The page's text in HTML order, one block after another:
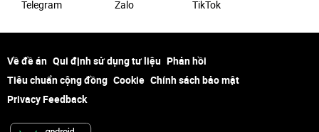
Telegram Zalo ТikТоk
Về đề án Qui định sử dụng tư liệu Phản hồi
Tiêu chuẩn cộng đồng Cookie Chính sách bảo mật
Privacy Feedback